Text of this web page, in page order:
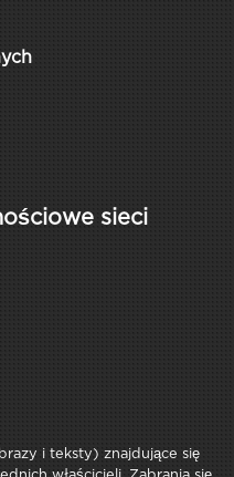
sieci
i teksty) znajdujące się